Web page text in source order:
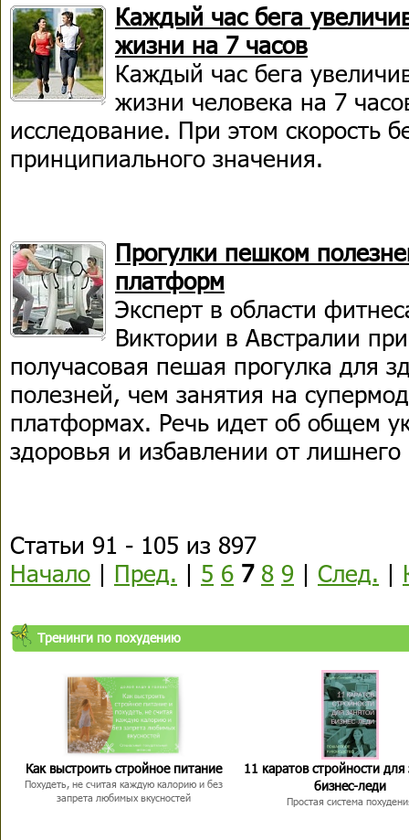
Каждый час бега
жизни на 7 часов
Каждый час бега
жизни человека на 7
исследование. При этом скорость
принципиального значения.
Прогулки пешком
платформ
Эксперт в области
Виктории в Австралии
получасовая пешая прогулка для
полезней, чем занятия на
платформах. Речь идет об общем
здоровья и избавлении от лишнего
Статьи 91 - 105 из 897
Начало | Пред. | 5 6 7 8 9 | След. |
Тренинги по похудению
Как выстроить стройное питание
Похудеть, не считая каждую калорию и без
запрета любимых вкусностей
11 каратов стройности для
бизнес-леди
Простая система